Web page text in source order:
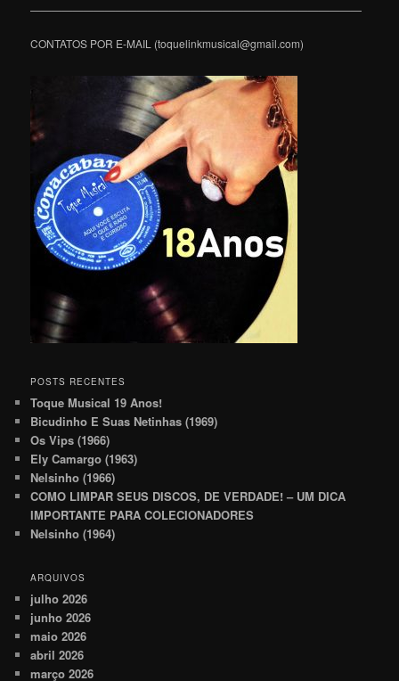
———————————————————————————————
CONTATOS POR E-MAIL (toquelinkmusical@gmail.com)
POSTS RECENTES
Toque Musical 19 Anos!
Bicudinho E Suas Netinhas (1969)
Os Vips (1966)
Ely Camargo (1963)
Nelsinho (1966)
COMO LIMPAR SEUS DISCOS, DE VERDADE! – UM DICA
IMPORTANTE PARA COLECIONADORES
Nelsinho (1964)
ARQUIVOS
julho 2026
junho 2026
maio 2026
abril 2026
março 2026